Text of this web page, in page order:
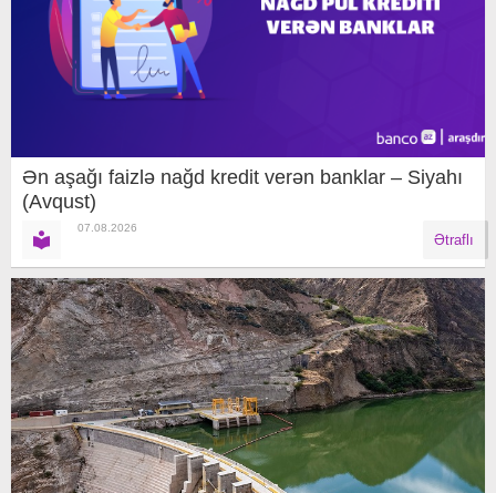
Ən aşağı faizlə nağd kredit verən banklar – Siyahı
(Avqust)
07.08.2026
Ətraflı